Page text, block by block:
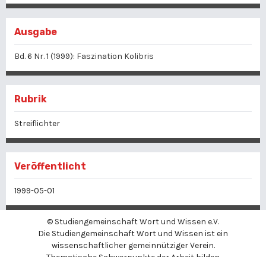
Ausgabe
Bd. 6 Nr. 1 (1999): Faszination Kolibris
Rubrik
Streiflichter
Veröffentlicht
1999-05-01
© Studiengemeinschaft Wort und Wissen e.V.
Die Studiengemeinschaft Wort und Wissen ist ein
wissenschaftlicher gemeinnütziger Verein.